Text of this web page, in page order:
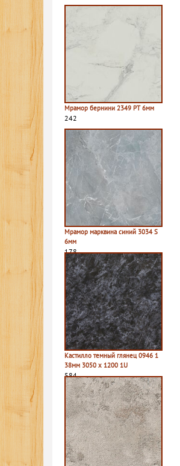
Мрамор бернини 2349 PT 6мм
242
Мрамор марквина синий 3034 S
6мм
178
Кастилло темный глянец 0946 1
38мм 3050 х 1200 1U
584